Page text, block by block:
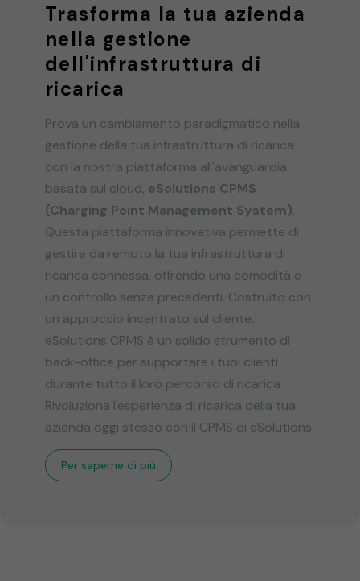
Trasforma la tua azienda
nella gestione
dell'infrastruttura di
ricarica
Prova un cambiamento paradigmatico nella
gestione della tua infrastruttura di ricarica
con la nostra piattaforma all'avanguardia
basata sul cloud, eSolutions CPMS
(Charging Point Management System).
Questa piattaforma innovativa permette di
gestire da remoto la tua infrastruttura di
ricarica connessa, offrendo una comodità e
un controllo senza precedenti. Costruito con
un approccio incentrato sul cliente,
eSolutions CPMS è un solido strumento di
back-office per supportare i tuoi clienti
durante tutto il loro percorso di ricarica.
Rivoluziona l'esperienza di ricarica della tua
azienda oggi stesso con il CPMS di eSolutions.
Per saperne di più